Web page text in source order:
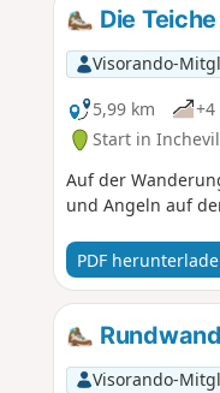
Die
Visorando-
5,99 km
+4
Start in
Auf der
und Angeln auf
PDF
Visorando-